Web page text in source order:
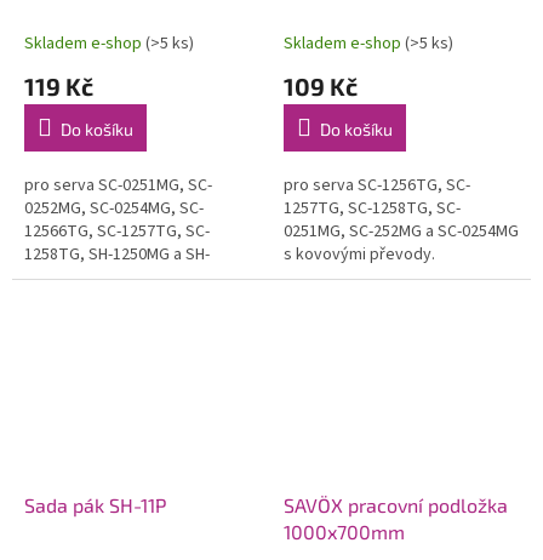
Skladem e-shop (>5 ks)
119 Kč
Do košíku
pro serva SC-0251MG, SC-
0252MG, SC-0254MG, SC-
12566TG, SC-1257TG, SC-
1258TG, SH-1250MG a SH-
1257MG
Skladem e-shop (>5 ks)
109 Kč
Do košíku
pro serva SC-1256TG, SC-
1257TG, SC-1258TG, SC-
0251MG, SC-252MG a SC-0254MG
s kovovými převody.
Sada pák SH-11P
SAVÖX pracovní podložka
1000x700mm